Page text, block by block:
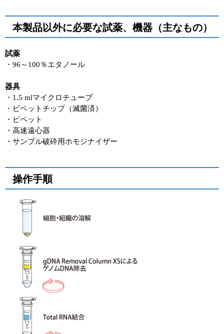
本製品以外に必要な試薬、機器（主なもの）
試薬
・96～100％エタノール
器具
・1.5 mlマイクロチューブ
・ピペットチップ（滅菌済）
・ピペット
・高速遠心器
・サンプル破砕用ホモジナイザー
操作手順